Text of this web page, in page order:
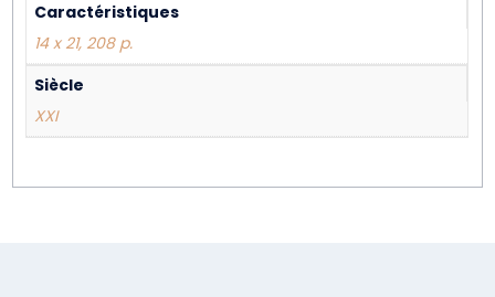
Caractéristiques
14 x 21, 208 p.
Siècle
XXI